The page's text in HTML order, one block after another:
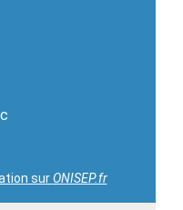
surONISEP.fr